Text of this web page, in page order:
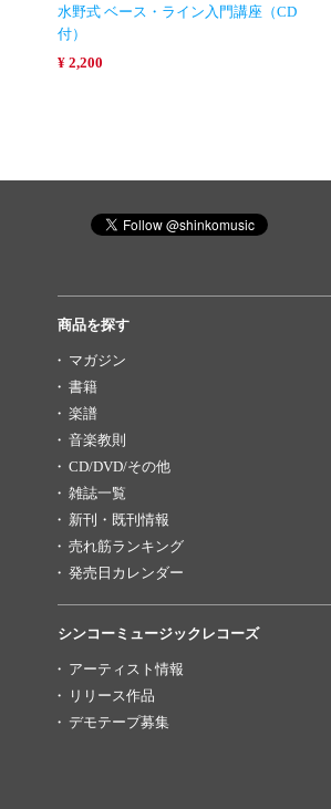
水野式 ベース・ライン入門講座（CD
付）
¥ 2,200
商品を探す
マガジン
書籍
楽譜
音楽教則
CD/DVD/その他
雑誌一覧
新刊・既刊情報
売れ筋ランキング
発売日カレンダー
シンコーミュージックレコーズ
アーティスト情報
リリース作品
デモテープ募集